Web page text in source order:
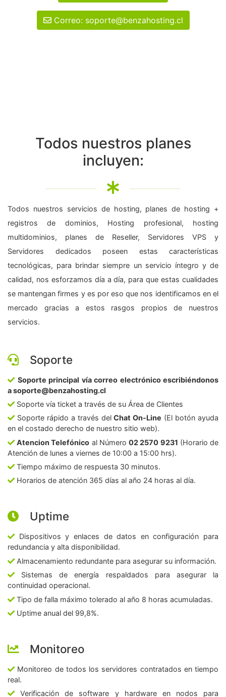
Correo: soporte@benzahosting.cl
Todos nuestros planes
incluyen:
Todos nuestros servicios de hosting, planes de hosting +
registros de dominios, Hosting profesional, hosting
multidominios, planes de Reseller, Servidores VPS y
Servidores dedicados poseen estas características
tecnológicas, para brindar siempre un servicio íntegro y de
calidad, nos esforzamos día a día, para que estas cualidades
se mantengan firmes y es por eso que nos identificamos en el
mercado gracias a estos rasgos propios de nuestros
servicios.
Soporte
Soporte principal vía correo electrónico escribiéndonos
a soporte@benzahosting.cl
Soporte vía ticket a través de su Área de Clientes
Soporte rápido a través delChat On-Line (El botón ayuda
en el costado derecho de nuestro sitio web).
Atencion Telefónico al Número02 2570 9231 (Horario de
Atención de lunes a viernes de 10:00 a 15:00 hrs).
Tiempo máximo de respuesta 30 minutos.
Horarios de atención 365 días al año 24 horas al día.
Uptime
Dispositivos y enlaces de datos en configuración para
redundancia y alta disponibilidad.
Almacenamiento redundante para asegurar su información.
Sistemas de energía respaldados para asegurar la
continuidad operacional.
Tipo de falla máximo tolerado al año 8 horas acumuladas.
Uptime anual del 99,8%.
Monitoreo
Monitoreo de todos los servidores contratados en tiempo
real.
Verificación de software y hardware en nodos para